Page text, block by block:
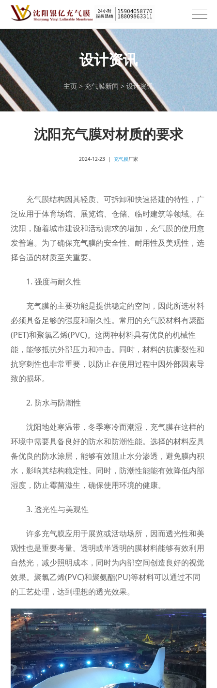
设计资讯
主页> 充气膜新闻> 设计资讯
沈阳充气膜对材质的要求
2024-12-23 | 充气膜厂家
充气膜结构因其轻质、可拆卸和快速搭建的特性，广
泛应用于体育场馆、展览馆、仓储、临时建筑等领域。在
沈阳，随着城市建设和活动需求的增加，充气膜的使用愈
发普遍。为了确保充气膜的安全性、耐用性及美观性，选
择合适的材质至关重要。
1. 强度与耐久性
充气膜的主要功能是提供稳定的空间，因此所选材料
必须具备足够的强度和耐久性。常用的充气膜材料有聚酯
(PET)和聚氯乙烯(PVC)。这两种材料具有优良的机械性
能，能够抵抗外部压力和冲击。同时，材料的抗撕裂性和
抗穿刺性也非常重要，以防止在使用过程中因外部因素导
致的损坏。
2. 防水与防潮性
沈阳地处寒温带，冬季寒冷而潮湿，充气膜在这样的
环境中需要具备良好的防水和防潮性能。选择的材料应具
备优良的防水涂层，能够有效阻止水分渗透，避免膜内积
水，影响其结构稳定性。同时，防潮性能能有效降低内部
湿度，防止霉菌滋生，确保使用环境的健康。
3. 透光性与美观性
许多充气膜应用于展览或活动场所，因而透光性和美
观性也是重要考量。透明或半透明的膜材料能够有效利用
自然光，减少照明成本，同时为内部空间创造良好的视觉
效果。聚氯乙烯(PVC)和聚氨酯(PU)等材料可以通过不同
的工艺处理，达到理想的透光效果。